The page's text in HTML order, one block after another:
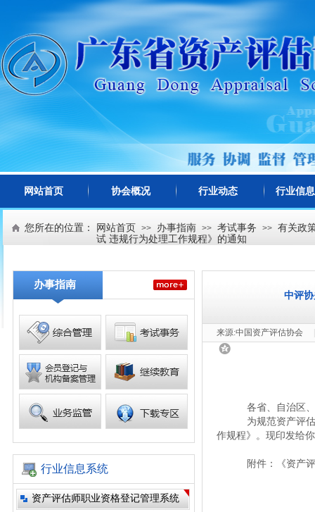
网站首页 协会概况 行业动态 行业信
您所在的位置： 网站首页 >> 办事指南 >> 考试事务 >> 有关政
试 违规行为处理工作规程》的通知
中评
来源:中国资产评估协会
各省、自治区
为规范资产评
作规程》。现印发给
附件： 《资产
办事指南
行业信息系统
资产评估师职业资格登记管理系统